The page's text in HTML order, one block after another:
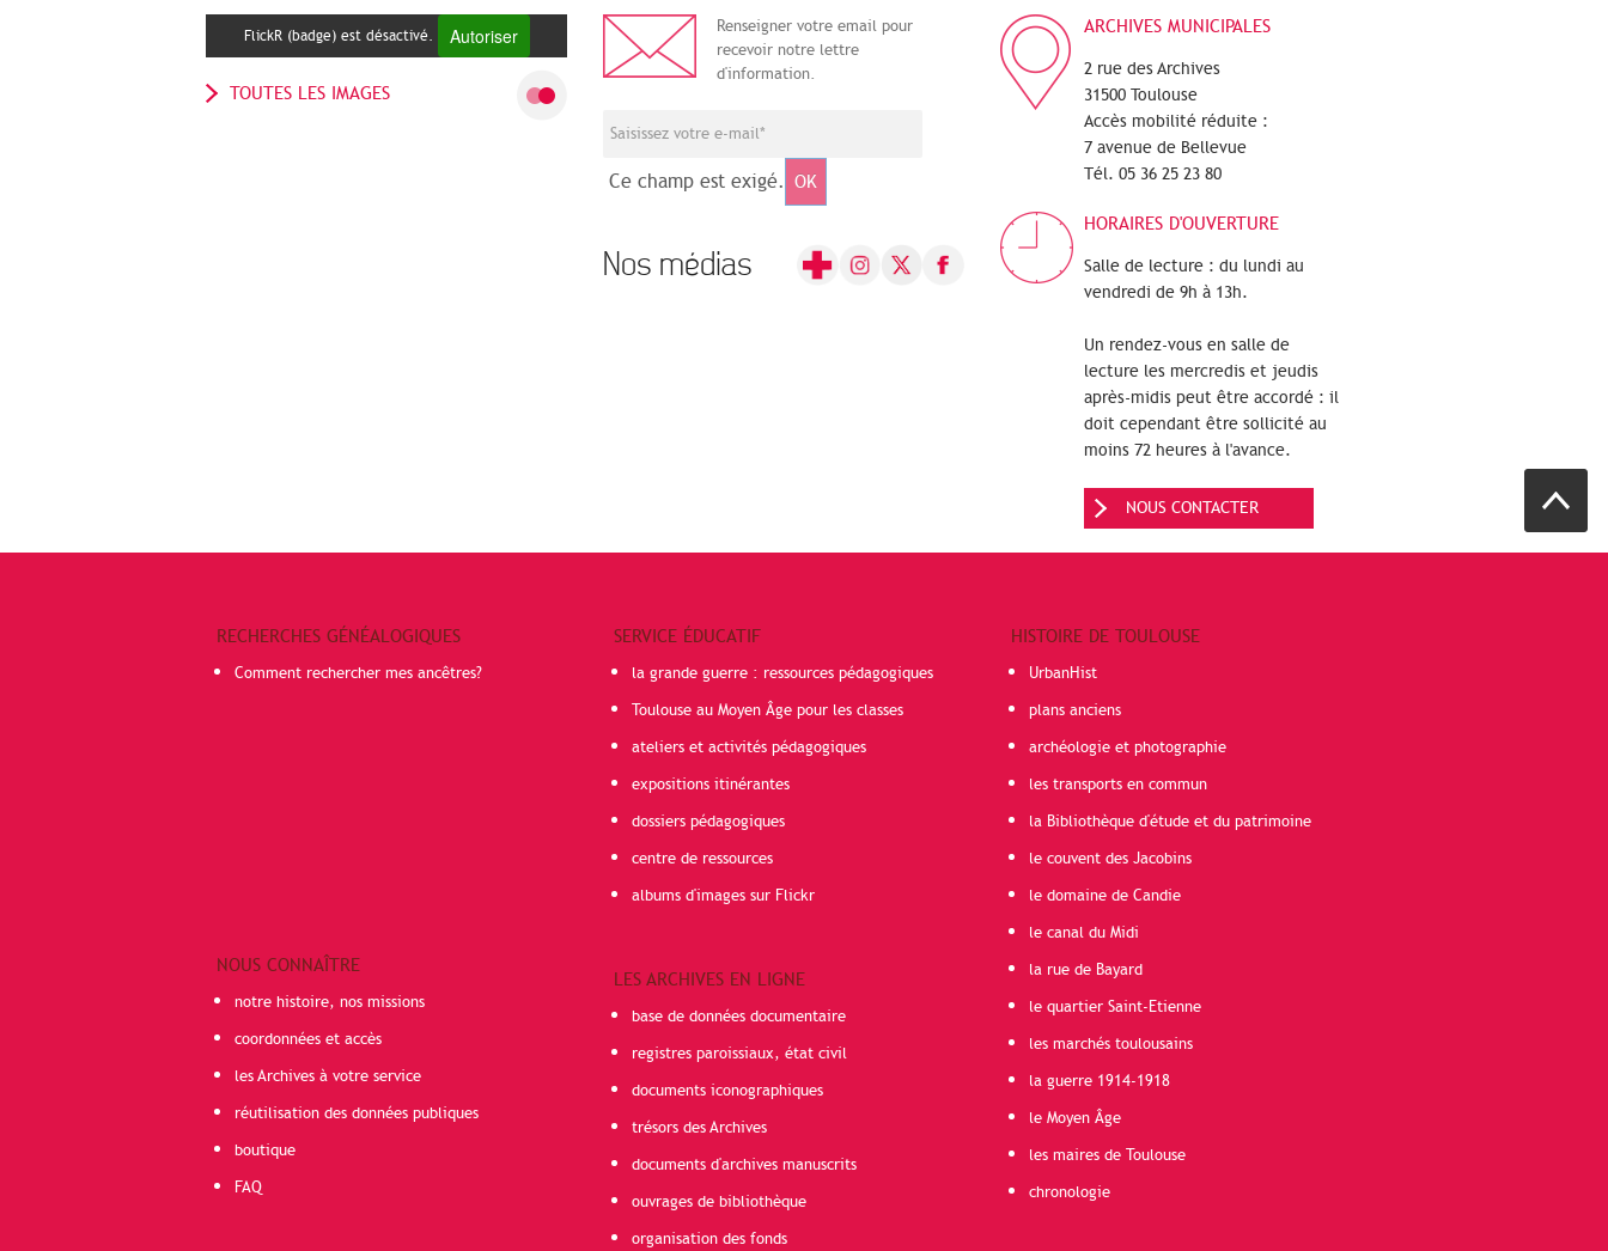
FlickR (badge) est désactivé. Autoriser
TOUTES LES IMAGES
Renseigner votre email pour
recevoir notre lettre
d'information.
Ce champ est exigé. OK
Nos médias
ARCHIVES MUNICIPALES
2 rue des Archives
31500 Toulouse
Accès mobilité réduite :
7 avenue de Bellevue
Tél. 05 36 25 23 80
HORAIRES D'OUVERTURE
Salle de lecture : du lundi au
vendredi de 9h à 13h.
Un rendez-vous en salle de
lecture les mercredis et jeudis
après-midis peut être accordé : il
doit cependant être sollicité au
moins 72 heures à l'avance.
NOUS CONTACTER
RECHERCHES GÉNÉALOGIQUES
Comment rechercher mes ancêtres?
NOUS CONNAÎTRE
notre histoire, nos missions
coordonnées et accès
les Archives à votre service
réutilisation des données publiques
boutique
FAQ
SERVICE ÉDUCATIF
la grande guerre : ressources pédagogiques
Toulouse au Moyen Âge pour les classes
ateliers et activités pédagogiques
expositions itinérantes
dossiers pédagogiques
centre de ressources
albums d'images sur Flickr
LES ARCHIVES EN LIGNE
base de données documentaire
registres paroissiaux, état civil
documents iconographiques
trésors des Archives
documents d'archives manuscrits
ouvrages de bibliothèque
organisation des fonds
HISTOIRE DE TOULOUSE
UrbanHist
plans anciens
archéologie et photographie
les transports en commun
la Bibliothèque d'étude et du patrimoine
le couvent des Jacobins
le domaine de Candie
le canal du Midi
la rue de Bayard
le quartier Saint-Etienne
les marchés toulousains
la guerre 1914-1918
le Moyen Âge
les maires de Toulouse
chronologie